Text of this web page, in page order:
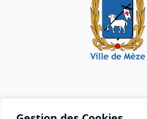
Mairie de Mèze